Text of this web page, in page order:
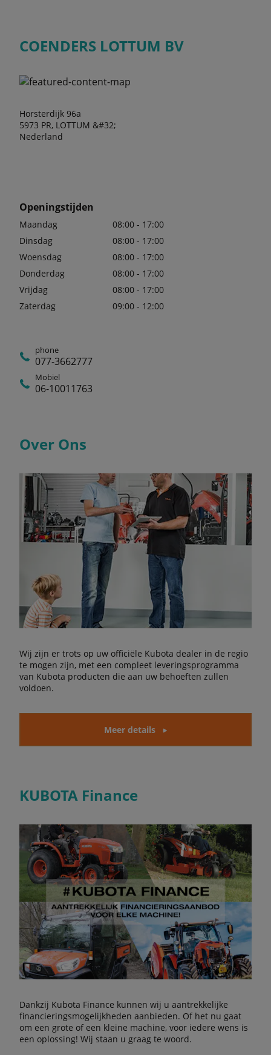
COENDERS LOTTUM BV
Horsterdijk 96a
5973 PR, LOTTUM &#32;
Nederland
Openingstijden
Maandag
08:00 - 17:00
Dinsdag
08:00 - 17:00
Woensdag
08:00 - 17:00
Donderdag
08:00 - 17:00
Vrijdag
08:00 - 17:00
Zaterdag
09:00 - 12:00
phone
077-3662777
Mobiel
06-10011763
Over Ons
Wij zijn er trots op uw officiële Kubota dealer in de regio
te mogen zijn, met een compleet leveringsprogramma
van Kubota producten die aan uw behoeften zullen
voldoen.
Meer details
KUBOTA Finance
Dankzij Kubota Finance kunnen wij u aantrekkelijke
financieringsmogelijkheden aanbieden. Of het nu gaat
om een grote of een kleine machine, voor iedere wens is
een oplossing! Wij staan u graag te woord.